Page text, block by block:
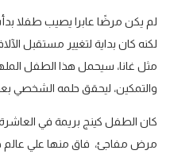
لم يكن مرضًا عابرا يصيب طفلا
لكنه كان بداية لتغيير مستقبل
مثل غانا، سيحمل هذا الطفل
والتمكين، ليحقق حلمه الشخصي
كان الطفل كينج بريمة في
مرض مفاجئ، فاق منها علي عالم